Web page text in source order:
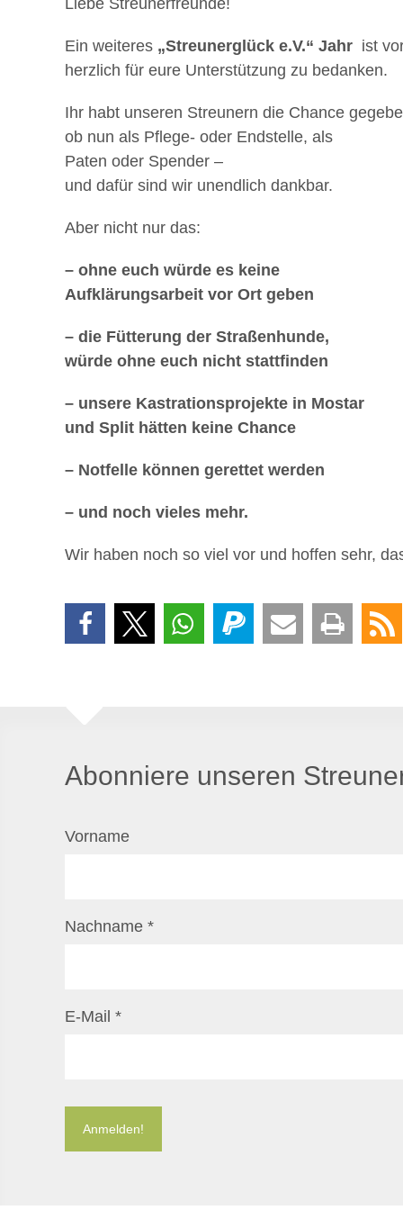
Ein weiteres „Streunerglück e.V.“ Jahr ist
herzlich für eure Unterstützung zu bedanken.
Ihr habt unseren Streunern die Chance
ob nun als Pflege- oder Endstelle, als
Paten oder Spender –
und dafür sind wir unendlich dankbar.
Aber nicht nur das:
– ohne euch würde es keine
Aufklärungsarbeit vor Ort geben
– die Fütterung der Straßenhunde,
würde ohne euch nicht stattfinden
– unsere Kastrationsprojekte in Mostar
und Split hätten keine Chance
– Notfelle können gerettet werden
– und noch vieles mehr.
Wir haben noch so viel vor und hoffen sehr,
Abonniere unseren
Vorname
Nachname *
E-Mail *